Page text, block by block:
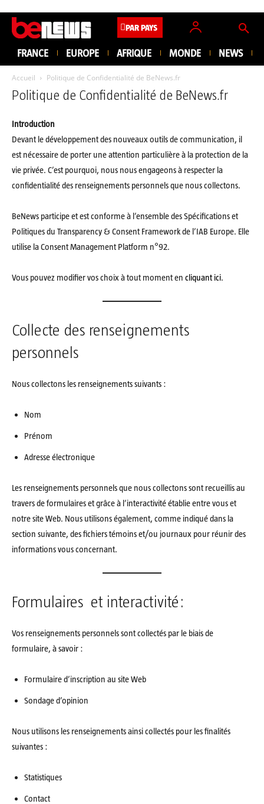
PAR PAYS
FRANCE EUROPE AFRIQUE MONDE NEWS
Accueil Politique de Confidentialité de BeNews.fr
Politique de Confidentialité de BeNews.fr
Introduction
Devant le développement des nouveaux outils de communication, il
est nécessaire de porter une attention particulière à la protection de la
vie privée. C’est pourquoi, nous nous engageons à respecter la
confidentialité des renseignements personnels que nous collectons.
BeNews participe et est conforme à l’ensemble des Spécifications et
Politiques du Transparency & Consent Framework de l’IAB Europe. Elle
utilise la Consent Management Platform n°92.
Vous pouvez modifier vos choix à tout moment en cliquant ici.
Collecte des renseignements
personnels
Nous collectons les renseignements suivants :
Nom
Prénom
Adresse électronique
Les renseignements personnels que nous collectons sont recueillis au
travers de formulaires et grâce à l’interactivité établie entre vous et
notre site Web. Nous utilisons également, comme indiqué dans la
section suivante, des fichiers témoins et/ou journaux pour réunir des
informations vous concernant.
Formulaires et interactivité:
Vos renseignements personnels sont collectés par le biais de
formulaire, à savoir :
Formulaire d’inscription au site Web
Sondage d’opinion
Nous utilisons les renseignements ainsi collectés pour les finalités
suivantes :
Statistiques
Contact